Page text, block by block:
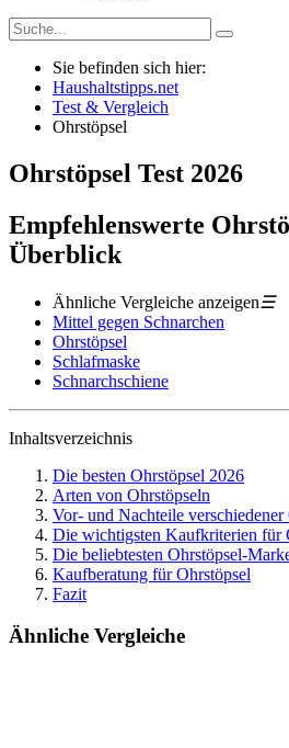
Sie befinden sich hier:
Haushaltstipps.net
Test & Vergleich
Ohrstöpsel
Ohrstöpsel Test 2026
Empfehlenswerte
Überblick
Ähnliche Vergleiche anzeigen☰
Mittel gegen Schnarchen
Ohrstöpsel
Schlafmaske
Schnarchschiene
Inhaltsverzeichnis
Die besten Ohrstöpsel 2026
Arten von Ohrstöpseln
Vor- und Nachteile verschiedener
Die wichtigsten Kaufkriterien für
Die beliebtesten Ohrstöpsel-
Kaufberatung für Ohrstöpsel
Fazit
Ähnliche Vergleiche